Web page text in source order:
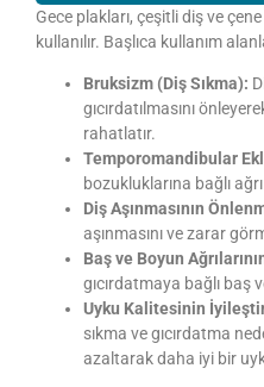
Gece plakları, çeşitli diş ve
kullanılır. Başlıca kullanım
Bruksizm (Diş Sıkma):
gıcırdatılmasını
rahatlatır.
Temporomandibular
bozukluklarına bağlı
Diş Aşınmasının
aşınmasını ve zarar
Baş ve Boyun
gıcırdatmaya bağlı baş
Uyku Kalitesinin
sıkma ve gıcırdatma
azaltarak daha iyi bir